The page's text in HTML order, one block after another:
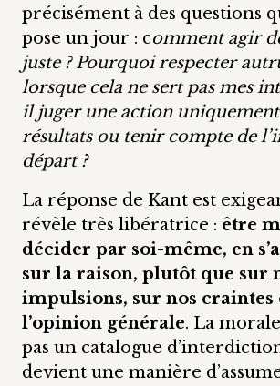
précisément à des questions
pose un jour : comment agir
juste ? Pourquoi respecter
lorsque cela ne sert pas mes
il juger une action uniquement
résultats ou tenir compte de
départ ?
La réponse de Kant est
révèle très libératrice : être
décider par soi-même, en
sur la raison, plutôt que sur
impulsions, sur nos craintes
l’opinion générale. La
pas un catalogue
devient une manière